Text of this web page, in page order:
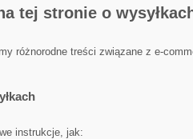
tej stronie o
różnorodne treści związane z e-
instrukcje, jak: